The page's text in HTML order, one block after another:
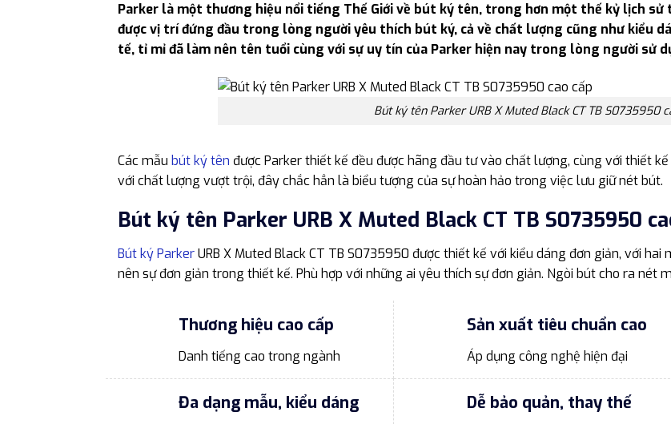
Parker là một thương hiệu nổi tiếng Thế Giới về bút ký tên, trong hơn một thế kỷ lịch
được vị trí đứng đầu trong lòng người yêu thích bút ký, cả về chất lượng cũng như kiểu
tế, tỉ mỉ đã làm nên tên tuổi cùng với sự uy tín của Parker hiện nay trong lòng người sử
Bút ký tên Parker URB X Muted Black CT TB S0735950
Các mẫu bút ký tên được Parker thiết kế đều được hãng đầu tư vào chất lượng, cùng với thiết
với chất lượng vượt trội, đây chắc hẳn là biểu tượng của sự hoàn hảo trong việc lưu giữ nét bút.
Bút ký tên Parker URB X Muted Black CT TB S0735950
Bút ký ParkerURB X Muted Black CT TB S0735950 được thiết kế với kiểu dáng đơn giản, với
nên sự đơn giản trong thiết kế. Phù hợp với những ai yêu thích sự đơn giản. Ngòi bút cho ra nét
Thương hiệu cao cấp
Danh tiếng cao trong ngành
Sản xuất tiêu chuẩn cao
Áp dụng công nghệ hiện đại
Đa dạng mẫu, kiểu dáng Dễ bảo quản, thay thế